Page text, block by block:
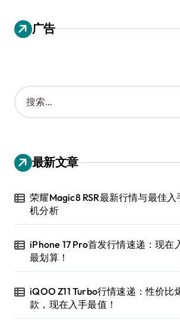
广告
搜
索
：
最新文章
荣耀Magic8 RSR最新行情与最佳入
机分析
iPhone 17 Pro首发行情速递：现在
最划算！
iQOO Z11 Turbo行情速递：性价比
款，现在入手最值！